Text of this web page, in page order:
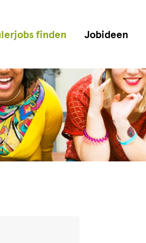
finden Jobideen